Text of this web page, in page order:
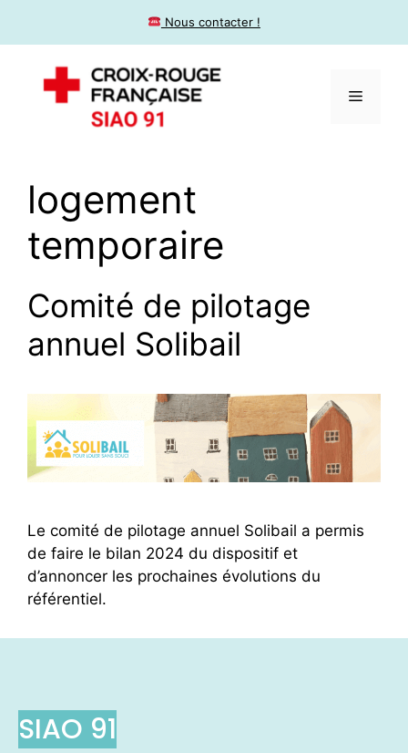
​ Nous contacter !
logement
temporaire
Comité de pilotage
annuel Solibail
Le comité de pilotage annuel Solibail a permis
de faire le bilan 2024 du dispositif et
d’annoncer les prochaines évolutions du
référentiel.
SIAO 91